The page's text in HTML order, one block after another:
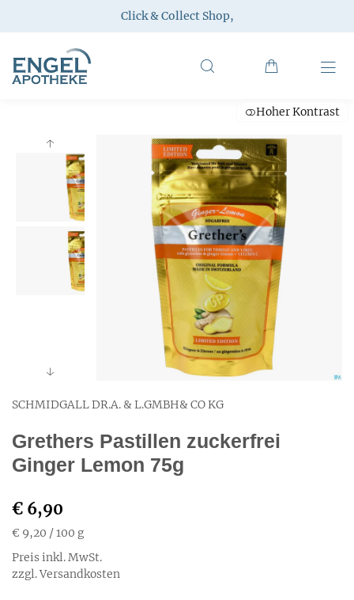
Click & Collect Shop,
Hoher Kontrast
SCHMIDGALL DR.A. & L.GMBH& CO KG
Grethers Pastillen zuckerfrei
Ginger Lemon 75g
€ 6,90
€ 9,20 / 100 g
Preis inkl. MwSt.
zzgl. Versandkosten